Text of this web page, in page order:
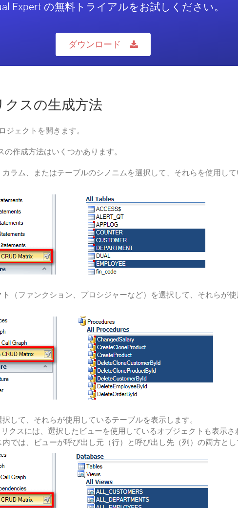
Expert の無料トライアルをお試しください。
ダウンロード
クスの生成方法
ジェクトを開きます。
の作成方法はいくつかあります。
カラム、またはテーブルのシノニムを選択して、それらを使用し
ト（ファンクション、プロシジャーなど）を選択して、それらが
択して、それらが使用しているテーブルを表示します。
リクスには、選択したビューを使用しているオブジェクトも表示さ
内では、ビューが呼び出し元（行）と呼び出し先（列）の両方とし